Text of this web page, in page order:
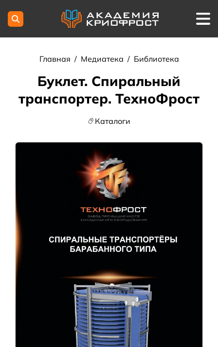
Главная / Медиатека / Библиотека
Буклет. Спиральный
транспортер. ТехноФрост
Каталоги